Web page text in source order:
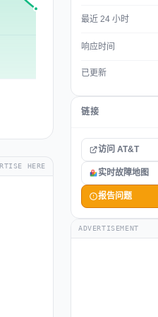
HERE
最近 24 小时
响应时间
已更新
链接
访问 AT&T
实时故障地图
报告问题
ADVERTISEMENT